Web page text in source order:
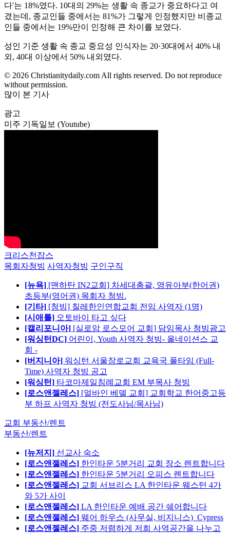
다'는 18%였다. 10대의 29%는 생활 속 종교가 중요하다고 여
겼는데, 종교인들 중에서는 81%가 그렇게 인정했지만 비종교
인들 중에서는 19%만이 인정해 큰 차이를 보였다.
성인 기준 생활 속 종교 중요성 인식자는 20·30대에서 40% 내
외, 40대 이상에서 50% 내외였다.
© 2026 Christianitydaily.com All rights reserved. Do not reproduce
without permission.
많이 본 기사
광고
미주 기독일보 (Youtube)
크리스천잡스
목회자청빙 사역자청빙 구인구직
[뉴욕] [맨하탄 IN2교회] 차세대총괄, 영유아부(한어권)
초등부(영어권) 목회자 청빙.
[기타] [청빙] 칠레한인연합교회 전임 사역자 (1명)
[시애틀] 오토바이 타고 싶다
[캘리포니아] [실로암 로스모어 교회] 담임목사 청빙광고
[워싱턴DC] 어린이, Youth 사역자 청빙- 올네이션스 교
회 -
[버지니아] 워싱턴 서울장로교회 교육국 풀타임 (Full-
Time) 사역자 청빙 공고
[워싱턴] 타코마제일침례교회 EM 부목사 청빙
[로스앤젤레스] [얼바인 베델 교회] 교회학교 한어중고등
부 하프 사역자 청빙 (전도사님/목사님)
교회 부동산/렌트
부동산/렌트
[뉴저지] 선교사 숙소
[로스앤젤레스] 한인타운 5분거리 교회 장소 렌트합니다
[로스앤젤레스] 한인타운 5분거리 오피스 렌트합니다
[로스앤젤레스] 교회 서브리스 LA 한인타운 웨스턴 4가
와 5가 사이
[로스앤젤레스] LA 한인타운 예배 공간 쉐어합니다
[로스앤젤레스] 웨어 하우스 (사무실, 비지니스)_Cypress
[로스앤젤레스] 주중 저렴하게 저희 사역공간을 나누고